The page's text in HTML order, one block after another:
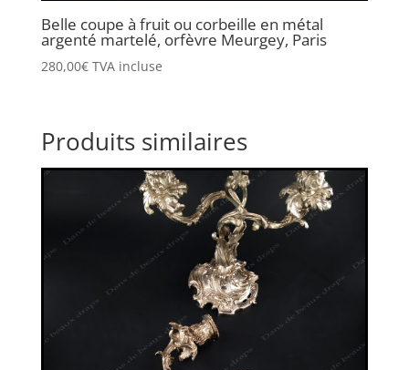
Belle coupe à fruit ou corbeille en métal
argenté martelé, orfèvre Meurgey, Paris
280,00€ TVA incluse
Produits similaires